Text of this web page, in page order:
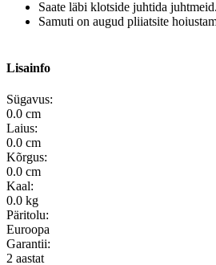
Saate läbi klotside juhtida juhtmeid.
Samuti on augud pliiatsite
Lisainfo
Sügavus:
0.0 cm
Laius:
0.0 cm
Kõrgus:
0.0 cm
Kaal:
0.0 kg
Päritolu:
Euroopa
Garantii:
2 aastat